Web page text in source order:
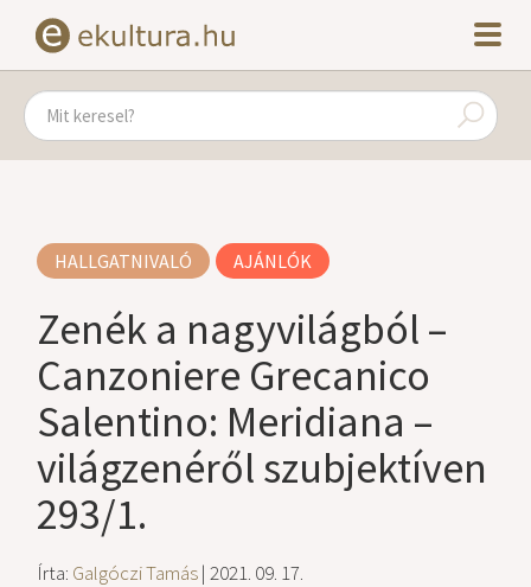
HALLGATNIVALÓ AJÁNLÓK
Zenék a nagyvilágból –
Canzoniere Grecanico
Salentino: Meridiana –
világzenéről szubjektíven
293/1.
Írta: Galgóczi Tamás| 2021. 09. 17.